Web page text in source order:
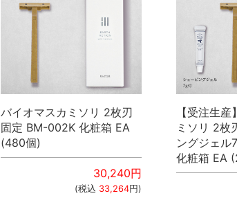
バイオマスカミソリ 2枚刃
固定 BM-002K 化粧箱 EA
(480個)
30,240円
(税込 33,264円)
【受注生
ミソリ 2枚
ングジェ
化粧箱 EA